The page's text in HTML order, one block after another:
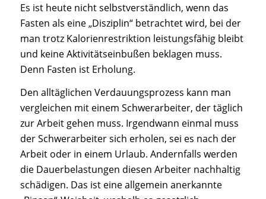
Es ist heute nicht selbstverständlich, wenn das
Fasten als eine „Disziplin“ betrachtet wird, bei der
man trotz Kalorienrestriktion leistungsfähig bleibt
und keine Aktivitätseinbußen beklagen muss.
Denn Fasten ist Erholung.
Den alltäglichen Verdauungsprozess kann man
vergleichen mit einem Schwerarbeiter, der täglich
zur Arbeit gehen muss. Irgendwann einmal muss
der Schwerarbeiter sich erholen, sei es nach der
Arbeit oder in einem Urlaub. Andernfalls werden
die Dauerbelastungen diesen Arbeiter nachhaltig
schädigen. Das ist eine allgemein anerkannte